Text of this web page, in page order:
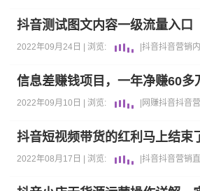
抖音测试图文内容一级流量入口
2022年09月24日 | 浏览: |抖音抖音营销
信息差赚钱项目，一年净赚60多
2022年09月10日 | 浏览: 网赚抖音抖音
抖音短视频带货的红利马上结束
2022年08月17日 | 浏览: |抖音抖音营销